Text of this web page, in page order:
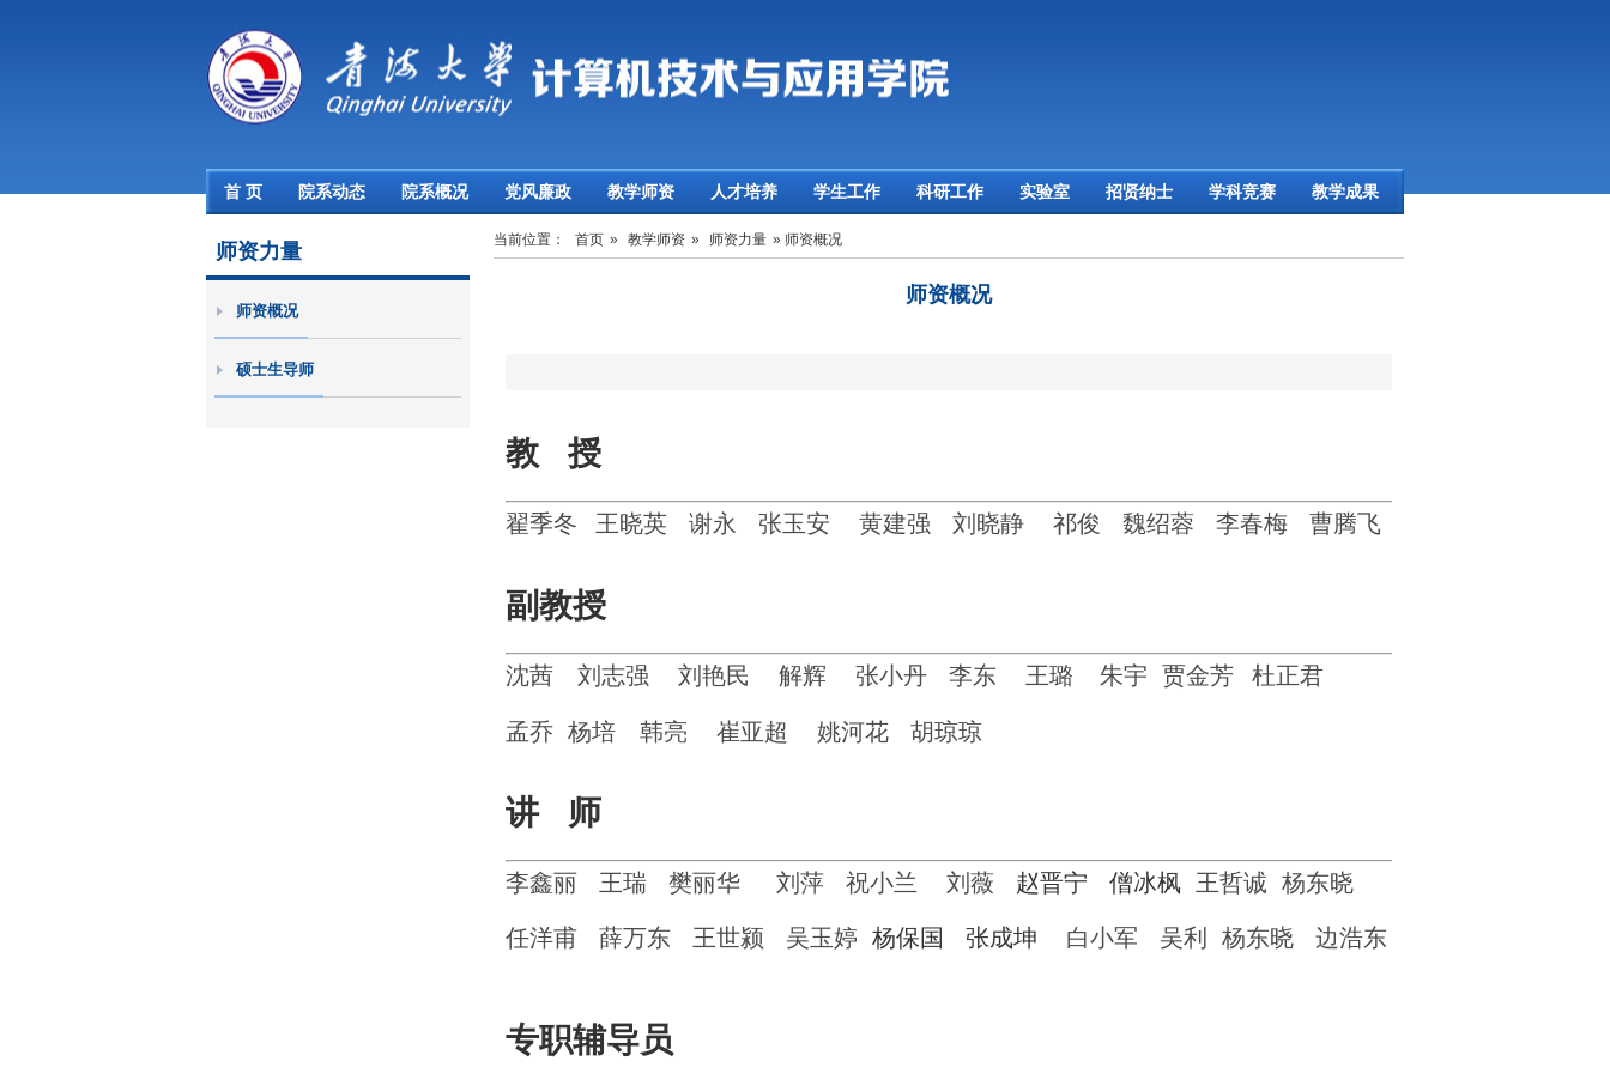
首 页 院系动态 院系概况 党风廉政 教学师资 人才培养 学生工作 科研工作 实验室 招贤纳士 学科竞赛 教学成果
师资力量
师资概况
硕士生导师
当前位置： 首页 » 教学师资 » 师资力量 » 师资概况
师资概况
教 授
翟季冬 王晓英 谢永 张玉安 黄建强 刘晓静 祁俊 魏绍蓉 李春梅 曹腾飞
副教授
沈茜 刘志强 刘艳民 解辉 张小丹 李东 王璐 朱宇 贾金芳 杜正君
孟乔 杨培 韩亮 崔亚超 姚河花 胡琼琼
讲 师
李鑫丽 王瑞 樊丽华 刘萍 祝小兰 刘薇 赵晋宁 僧冰枫 王哲诚 杨东晓
任洋甫 薛万东 王世颍 吴玉婷 杨保国 张成坤 白小军 吴利 杨东晓 边浩东
专职辅导员